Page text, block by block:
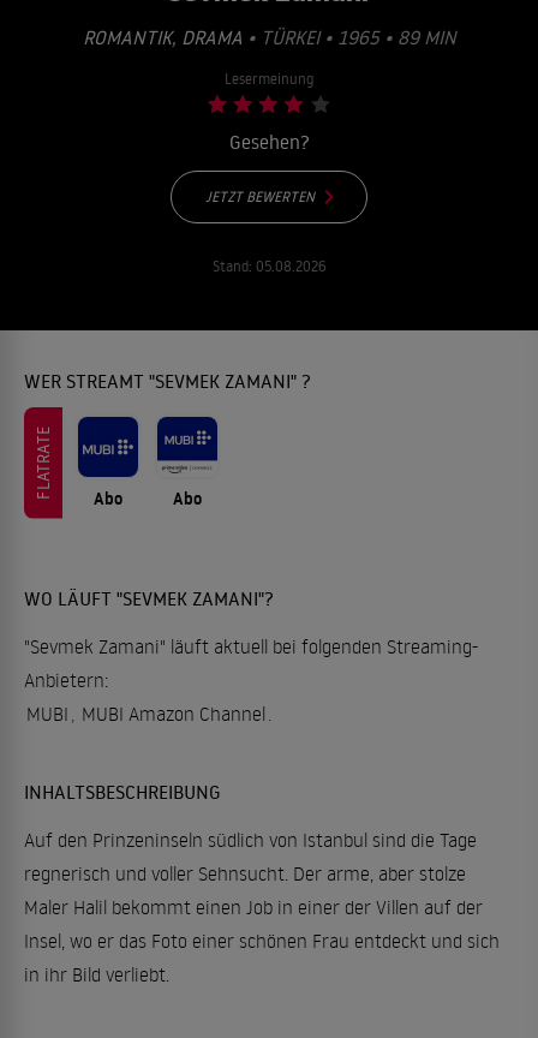
ROMANTIK, DRAMA • TÜRKEI • 1965 • 89 MIN
Lesermeinung
Gesehen?
JETZT BEWERTEN
Stand: 05.08.2026
WER STREAMT "SEVMEK ZAMANI" ?
FLATRATE Abo Abo
WO LÄUFT "SEVMEK ZAMANI"?
"Sevmek Zamani" läuft aktuell bei folgenden Streaming-
Anbietern:
MUBI
MUBI Amazon Channel
INHALTSBESCHREIBUNG
Auf den Prinzeninseln südlich von Istanbul sind die Tage
regnerisch und voller Sehnsucht. Der arme, aber stolze
Maler Halil bekommt einen Job in einer der Villen auf der
Insel, wo er das Foto einer schönen Frau entdeckt und sich
in ihr Bild verliebt.